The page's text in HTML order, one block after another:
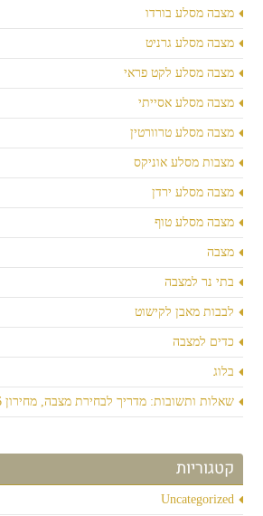
מצבה מסלע בורדו
מצבה מסלע גרניט
מצבה מסלע לקט פראי
מצבה מסלע אסייתי
מצבה מסלע טרוורטין
מצבות מסלע אוניקס
מצבה מסלע ירדן
מצבה מסלע טוף
מצבה
בתי נר למצבה
לבבות מאבן לקישוט
כדים למצבה
בלוג
שאלות ותשובות: מדריך לבחירת מצבה, מחירון 2026 וסוגי אבנים
קטגוריות
Uncategorized